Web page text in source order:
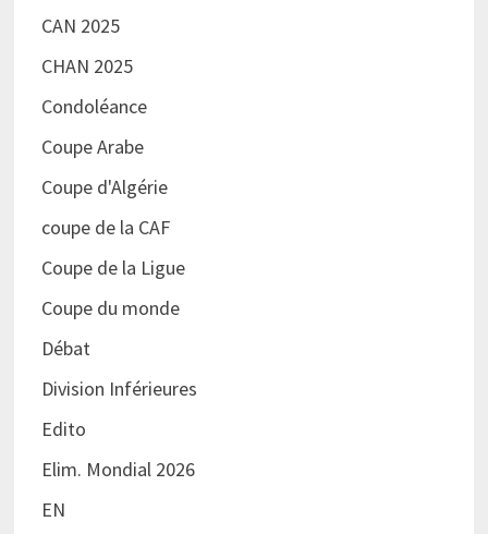
CAN 2025
CHAN 2025
Condoléance
Coupe Arabe
Coupe d'Algérie
coupe de la CAF
Coupe de la Ligue
Coupe du monde
Débat
Division Inférieures
Edito
Elim. Mondial 2026
EN